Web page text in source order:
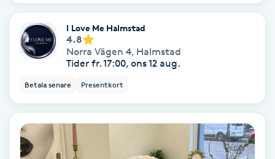
Paraffinbehandling
Pedikyr
Pensionärklippning
I Love Me Halmstad
4.8
Norra Vägen 4, Halmstad
Tider fr. 17:00, ons 12 aug.
Betala senare Presentkort